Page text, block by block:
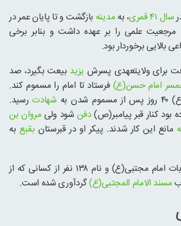
سال ۴۱ قمری ، به مدینه بازگشت و تا پایان عمر در
مرجعیت علمی را بر عهده داشت و بنابر برخی
بالایی برخوردار بود.
برای ولایتعهدی پسرش یزید بیعت بگیرد، صد
امام حسن(ع) فرستاد تا امام را مسموم کند.
به
شهادترسید.
بود کنار قبر پیامبر(ص)دفنشود ولی مروان بن
مانع این کار شدند. پیکر او در قبرستان بقیع به
مجموع سخنان و مکتوبات امام مجتبی(ع) و نام ۱۳۸ نفر از کسانی که از
مسند الامام المجتبی(ع)گردآوری شده است.